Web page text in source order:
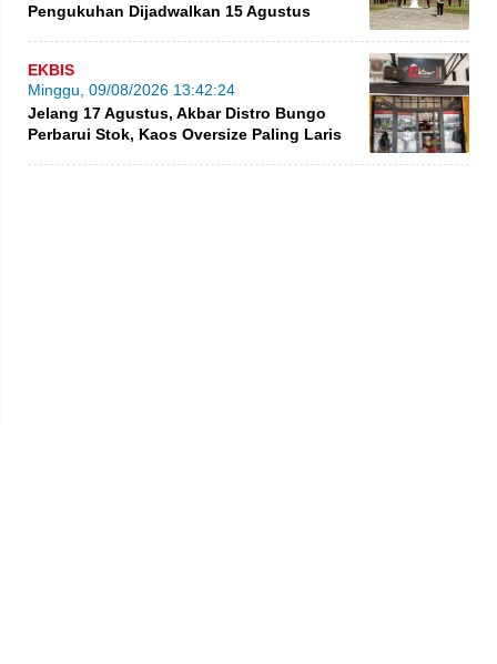
Pengukuhan Dijadwalkan 15 Agustus
EKBIS
Minggu, 09/08/2026 13:42:24
Jelang 17 Agustus, Akbar Distro Bungo
Perbarui Stok, Kaos Oversize Paling Laris